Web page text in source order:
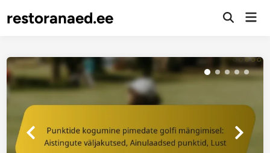
torestoranaed.ee
Open